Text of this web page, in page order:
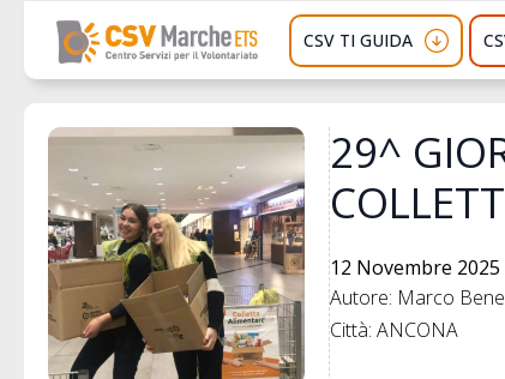
CSV TI GUIDA
29^
12 Novembre 2025
Autore: Marco
Città: ANCONA